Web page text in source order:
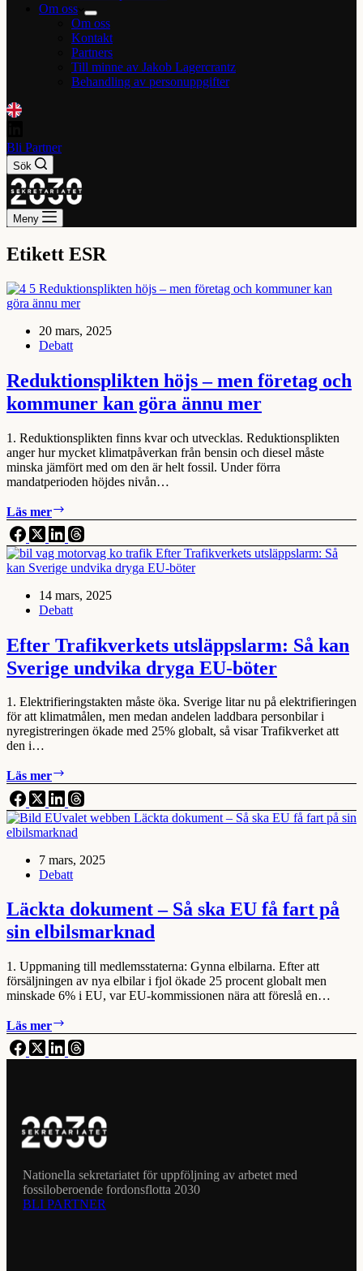
Om oss
Om oss
Kontakt
Partners
Till minne av Jakob Lagercrantz
Behandling av personuppgifter
Bli Partner
Sök
Meny
Etikett ESR
20 mars, 2025
Debatt
Reduktionsplikten höjs – men företag och
kommuner kan göra ännu mer
1. Reduktionsplikten finns kvar och utvecklas. Reduktionsplikten
anger hur mycket klimatpåverkan från bensin och diesel måste
minska jämfört med om den är helt fossil. Under förra
mandatperioden höjdes nivån…
Läs mer
höjs
–
men
företag
kommuner
kan
ännu
mer
14 mars, 2025
Debatt
Efter Trafikverkets utsläppslarm: Så kan
Sverige undvika dryga EU-böter
1. Elektrifieringstakten måste öka. Sverige litar nu på elektrifieringen
för att klimatmålen, men medan andelen laddbara personbilar i
nyregistreringen ökade med 25% globalt, så visar Trafikverket att
den i…
Läs mer
Trafikverkets
utsläppslarm:
Så
kan
undvika
dryga
böter
7 mars, 2025
Debatt
Läckta dokument – Så ska EU få fart på
sin elbilsmarknad
1. Uppmaning till medlemsstaterna: Gynna elbilarna. Efter att
försäljningen av nya elbilar i fjol ökade 25 procent globalt men
minskade 6% i EU, var EU-kommissionen nära att föreslå en…
Läs mer
dokument
–
fart
på
elbilsmarknad
Nationella sekretariatet för uppföljning av arbetet med
fossiloberoende fordonsflotta 2030
BLI PARTNER